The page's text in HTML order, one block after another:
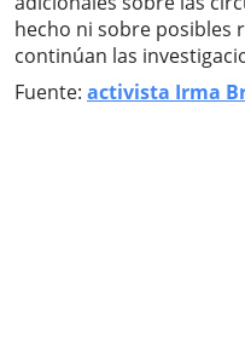
hecho ni sobre posibles
continúan las
Fuente: activista Irma